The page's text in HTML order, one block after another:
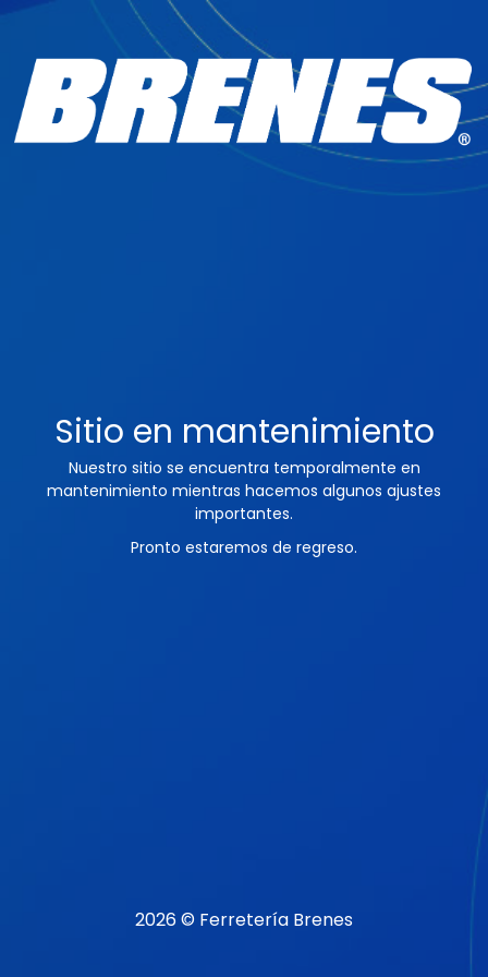
Sitio en mantenimiento
Nuestro sitio se encuentra temporalmente en
mantenimiento mientras hacemos algunos ajustes
importantes.
Pronto estaremos de regreso.
2026 © Ferretería Brenes